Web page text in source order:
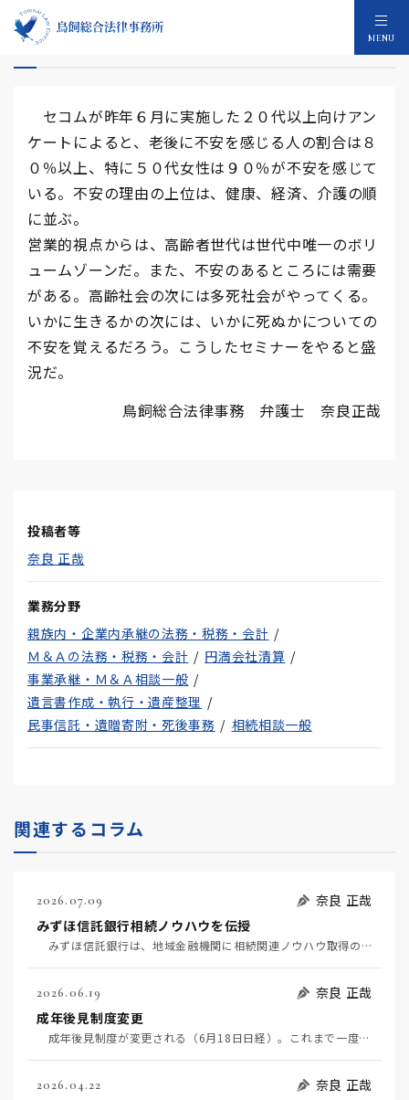
MENU
老後不安８０％
セコムが昨年６月に実施した２０代以上向けアン
ケートによると、老後に不安を感じる人の割合は８
０％以上、特に５０代女性は９０％が不安を感じて
いる。不安の理由の上位は、健康、経済、介護の順
に並ぶ。
営業的視点からは、高齢者世代は世代中唯一のボリ
ュームゾーンだ。また、不安のあるところには需要
がある。高齢社会の次には多死社会がやってくる。
いかに生きるかの次には、いかに死ぬかについての
不安を覚えるだろう。こうしたセミナーをやると盛
況だ。
鳥飼総合法律事務 弁護士 奈良正哉
投稿者等
奈良 正哉
業務分野
親族内・企業内承継の法務・税務・会計
Ｍ＆Ａの法務・税務・会計
円満会社清算
事業承継・Ｍ＆Ａ相談一般
遺言書作成・執行・遺産整理
民事信託・遺贈寄附・死後事務
相続相談一般
関連するコラム
2026.07.09
奈良 正哉
みずほ信託銀行相続ノウハウを伝授
みずほ信託銀行は、地域金融機関に相続関連ノウハウ取得のためのサブスクサービスを提供する。 ゼロ金…
2026.06.19
奈良 正哉
成年後見制度変更
成年後見制度が変更される（6月18日日経）。これまで一度後見人が就くと終身だったのが、途中でやめら…
2026.04.22
奈良 正哉